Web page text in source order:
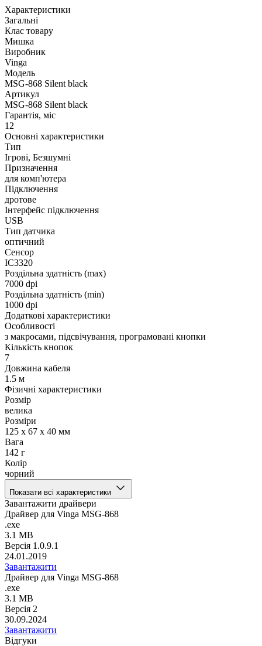
Характеристики
Загальні
Клас товару
Мишка
Виробник
Vinga
Модель
MSG-868 Silent black
Артикул
MSG-868 Silent black
Гарантія, міс
12
Основні характеристики
Тип
Ігрові, Безшумні
Призначення
для комп'ютера
Підключення
дротове
Інтерфейс підключення
USB
Тип датчика
оптичний
Сенсор
IC3320
Роздільна здатність (max)
7000 dpi
Роздільна здатність (min)
1000 dpi
Додаткові характеристики
Особливості
з макросами, підсвічування, програмовані кнопки
Кількість кнопок
7
Довжина кабеля
1.5 м
Фізичні характеристики
Розмір
велика
Розміри
125 х 67 х 40 мм
Вага
142 г
Колір
чорний
Показати всі характеристики
Завантажити драйвери
Драйвер для Vinga MSG-868
.exe
3.1 MB
Версія 1.0.9.1
24.01.2019
Завантажити
Драйвер для Vinga MSG-868
.exe
3.1 MB
Версія 2
30.09.2024
Завантажити
Відгуки